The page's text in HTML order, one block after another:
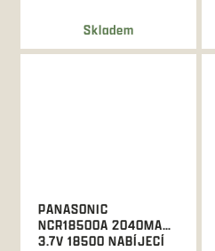
Skladem
PANASONIC
NCR18500A 2040MAH
3.7V 18500 NABÍJECÍ